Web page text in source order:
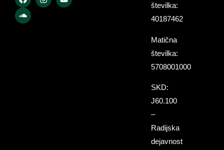
številka:
40187462
Matična
številka:
5708001000
SKD:
J60.100
–
Radijska
dejavnost